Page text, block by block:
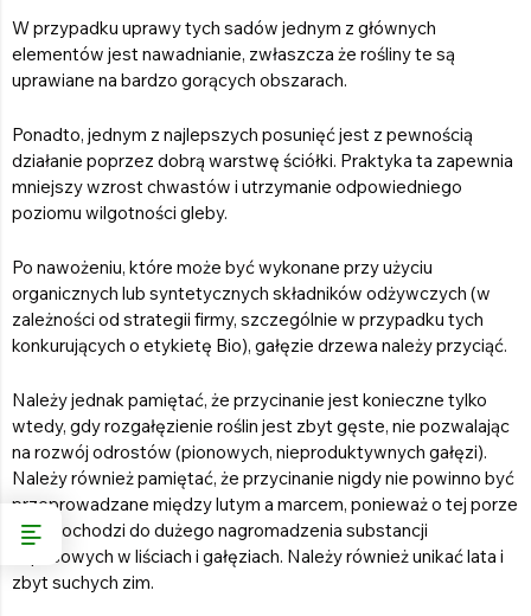
W przypadku uprawy tych sadów jednym z głównych
elementów jest nawadnianie, zwłaszcza że rośliny te są
uprawiane na bardzo gorących obszarach.
Ponadto, jednym z najlepszych posunięć jest z pewnością
działanie poprzez dobrą warstwę ściółki. Praktyka ta zapewnia
mniejszy wzrost chwastów i utrzymanie odpowiedniego
poziomu wilgotności gleby.
Po nawożeniu, które może być wykonane przy użyciu
organicznych lub syntetycznych składników odżywczych (w
zależności od strategii firmy, szczególnie w przypadku tych
konkurujących o etykietę Bio), gałęzie drzewa należy przyciąć.
Należy jednak pamiętać, że przycinanie jest konieczne tylko
wtedy, gdy rozgałęzienie roślin jest zbyt gęste, nie pozwalając
na rozwój odrostów (pionowych, nieproduktywnych gałęzi).
Należy również pamiętać, że przycinanie nigdy nie powinno być
przeprowadzane między lutym a marcem, ponieważ o tej porze
roku dochodzi do dużego nagromadzenia substancji
zapasowych w liściach i gałęziach. Należy również unikać lata i
zbyt suchych zim.